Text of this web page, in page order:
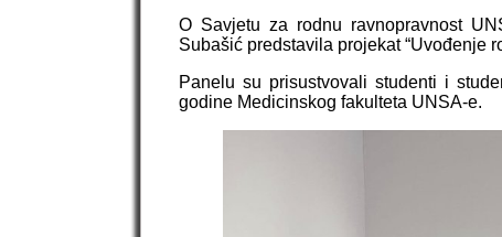
O Savjetu za rodnu ravnopravnost
Subašić predstavila projekat “Uvođenje
Panelu su prisustvovali studenti i
godine Medicinskog fakulteta UNSA-e.